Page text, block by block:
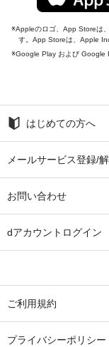
Appleのロゴ、App Storeは
す。App Storeは、Apple
Google Play および Google
はじめての方へ
メールサービス登録/
お問い合わせ
dアカウントログイン
ご利用規約
プライバシーポリシー